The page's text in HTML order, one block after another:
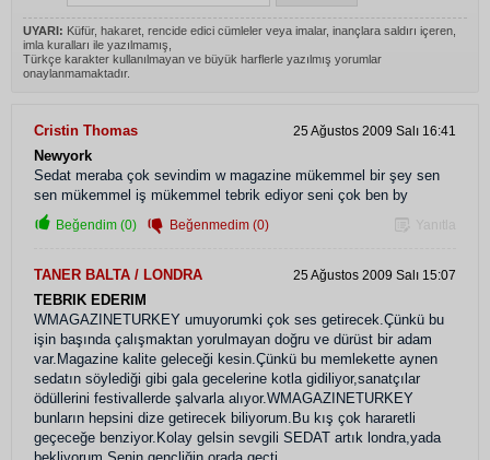
UYARI: Küfür, hakaret, rencide edici cümleler veya imalar, inançlara saldırı içeren,
imla kuralları ile yazılmamış,
Türkçe karakter kullanılmayan ve büyük harflerle yazılmış yorumlar
onaylanmamaktadır.
Cristin Thomas 25 Ağustos 2009 Salı 16:41
Newyork
Sedat meraba çok sevindim w magazine mükemmel bir şey sen
sen mükemmel iş mükemmel tebrik ediyor seni çok ben by
Beğendim (0) Beğenmedim (0) Yanıtla
TANER BALTA / LONDRA 25 Ağustos 2009 Salı 15:07
TEBRIK EDERIM
WMAGAZINETURKEY umuyorumki çok ses getirecek.Çünkü bu
işin başında çalışmaktan yorulmayan doğru ve dürüst bir adam
var.Magazine kalite geleceği kesin.Çünkü bu memlekette aynen
sedatın söylediği gibi gala gecelerine kotla gidiliyor,sanatçılar
ödüllerini festivallerde şalvarla alıyor.WMAGAZINETURKEY
bunların hepsini dize getirecek biliyorum.Bu kış çok hararetli
geçeceğe benziyor.Kolay gelsin sevgili SEDAT artık londra,yada